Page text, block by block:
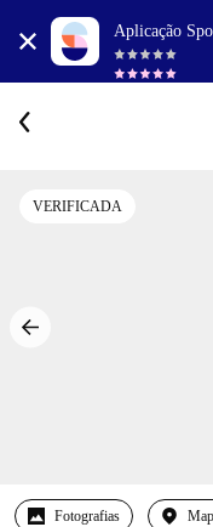
Aplicação
VERIFICADA
Fotografias